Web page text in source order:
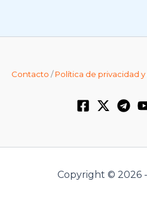
Contacto /Política de privacidad
Copyright © 2026